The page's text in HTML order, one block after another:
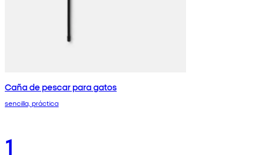
Caña de pescar para gatos
sencilla, práctica
1